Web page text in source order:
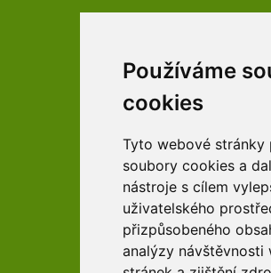
Používáme
cookies
Tyto webové stránky
soubory cookies a
nástroje s cílem
uživatelského
přizpůsobeného
analýzy návštěvnosti